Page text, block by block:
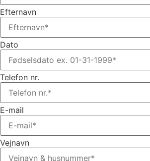
Efternavn
Dato
Telefon nr.
E-mail
Vejnavn